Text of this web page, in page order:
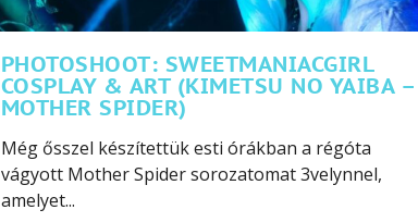
PHOTOSHOOT: SWEETMANIACGIRL
COSPLAY & ART (KIMETSU NO YAIBA –
MOTHER SPIDER)
Még ősszel készítettük esti órákban a régóta
vágyott Mother Spider sorozatomat 3velynnel,
amelyet...